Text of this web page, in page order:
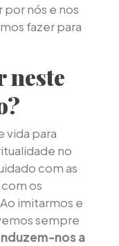
por nós e nos
fazer para
neste
vida para
no
com as
os
imitarmos e
sempre
nos a